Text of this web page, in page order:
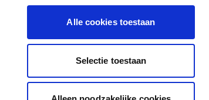
Alle cookies toestaan
Selectie toestaan